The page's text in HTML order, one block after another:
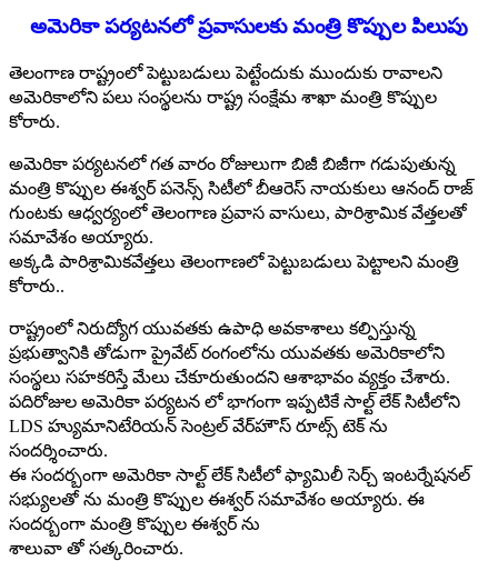
అమెరికా పర్యటనలో ప్రవాసులకు మంత్రి కొప్పుల పిలుపు
తెలంగాణ రాష్ట్రంలో పెట్టుబడులు పెట్టేందుకు ముందుకు రావాలని
అమెరికాలోని పలు సంస్థలను రాష్ట్ర సంక్షేమ శాఖా మంత్రి కొప్పుల
కోరారు.
అమెరికా పర్యటనలో గత వారం రోజులుగా బిజీ బిజీగా గడుపుతున్న
మంత్రి కొప్పుల ఈశ్వర్ పనెన్స్ సిటీలో బీఆరెస్ నాయకులు ఆనంద్ రాజ్
గుంటకు ఆధ్వర్యంలో తెలంగాణ ప్రవాస వాసులు, పారిశ్రామిక వేత్తలతో
సమావేశం అయ్యారు.
అక్కడి పారిశ్రామికవేత్తలు తెలంగాణలో పెట్టుబడులు పెట్టాలని మంత్రి
కోరారు..
రాష్ట్రంలో నిరుద్యోగ యువతకు ఉపాధి అవకాశాలు కల్పిస్తున్న
ప్రభుత్వానికి తోడుగా ప్రైవేట్ రంగంలోను యువతకు అమెరికాలోని
సంస్థలు సహకరిస్తే మేలు చేకూరుతుందని ఆశాభావం వ్యక్తం చేశారు.
పదిరోజుల అమెరికా పర్యటన లో భాగంగా ఇప్పటికే సాల్ట్ లేక్ సిటీలోని
LDS హ్యుమానిటేరియన్ సెంట్రల్ వేర్‌హౌస్‌ రూట్స్ టెక్ ను
సందర్శించారు.
ఈ సందర్బంగా అమెరికా సాల్ట్ లేక్ సిటీలో ఫ్యామిలీ సెర్చ్ ఇంటర్నేషనల్
సభ్యులతో ను మంత్రి కొప్పుల ఈశ్వర్ సమావేశం అయ్యారు. ఈ
సందర్బంగా మంత్రి కొప్పుల ఈశ్వర్ ను
శాలువా తో సత్కరించారు.